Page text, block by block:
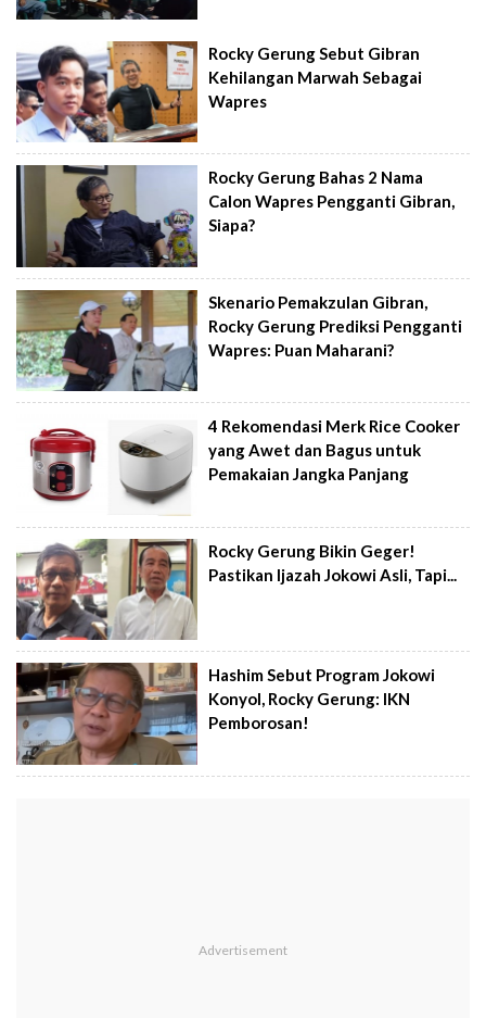
Rocky Gerung Sebut Gibran
Kehilangan Marwah Sebagai
Wapres
Rocky Gerung Bahas 2 Nama
Calon Wapres Pengganti Gibran,
Siapa?
Skenario Pemakzulan Gibran,
Rocky Gerung Prediksi Pengganti
Wapres: Puan Maharani?
4 Rekomendasi Merk Rice Cooker
yang Awet dan Bagus untuk
Pemakaian Jangka Panjang
Rocky Gerung Bikin Geger!
Pastikan Ijazah Jokowi Asli, Tapi...
Hashim Sebut Program Jokowi
Konyol, Rocky Gerung: IKN
Pemborosan!